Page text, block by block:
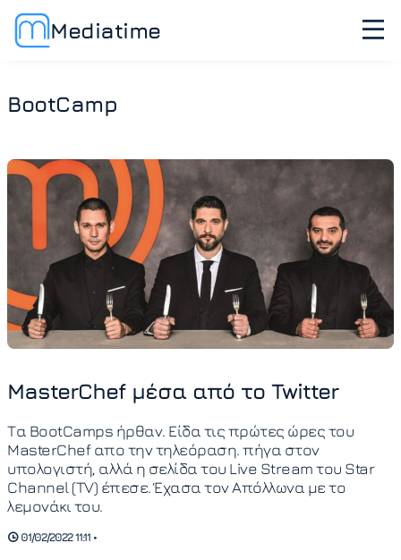
Mediatime
BootCamp
MasterChef μέσα από το Twitter
Τα BootCamps ήρθαν. Είδα τις πρώτες ώρες του
MasterChef απο την τηλεόραση. πήγα στον
υπολογιστή, αλλά η σελίδα του Live Stream του Star
Channel (TV) έπεσε. Έχασα τον Απόλλωνα με το
λεμονάκι του.
01/02/2022 11:11 •